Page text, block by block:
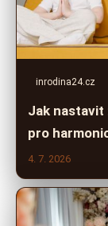
inrodina24.cz
Jak nastavit
pro
4. 7. 2026